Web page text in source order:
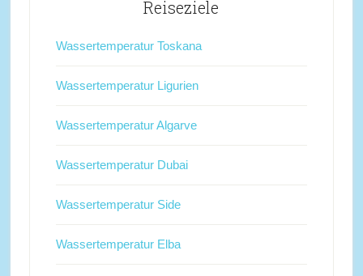
Reiseziele
Wassertemperatur Toskana
Wassertemperatur Ligurien
Wassertemperatur Algarve
Wassertemperatur Dubai
Wassertemperatur Side
Wassertemperatur Elba